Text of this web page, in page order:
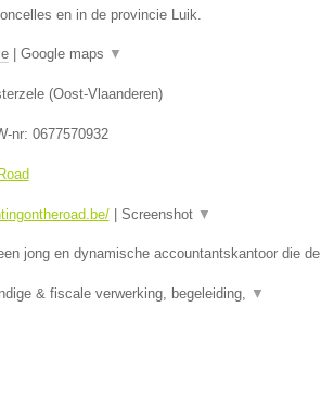
en in de provincie Luik.
| Google maps ▼
(Oost-Vlaanderen)
nr: 0677570932
| Screenshot ▼
jong en dynamische accountantskantoor die de
& fiscale verwerking, begeleiding, ▼